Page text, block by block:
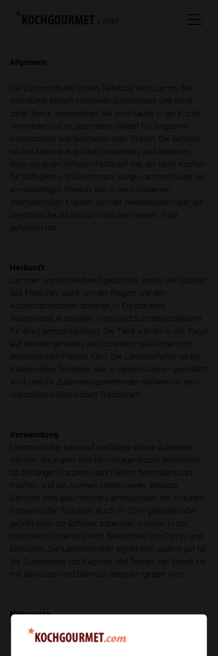
Allgemein
Die Lammschulter ist ein Teilstück vom Lamm, das
sich durch seinen intensiven Geschmack und seine
zarte Textur auszeichnet. Sie wird häufig in der Küche
verwendet und ist besonders beliebt für langsame
Garprozesse wie Schmoren oder Braten. Die Schulter
ist von Natur aus gut durchwachsen, was bedeutet,
dass sie einen höheren Fettanteil hat, der beim Kochen
für Saftigkeit und Geschmack sorgt. Lammschulter ist
ein vielseitiges Fleisch, das in verschiedenen
internationalen Küchen, von der mediterranen über die
orientalische bis hin zur indischen, seinen Platz
gefunden hat.
Herkunft
Lämmer werden weltweit gezüchtet, wobei die Qualität
des Fleisches stark von der Region und den
Aufzuchtmethoden abhängt. In Europa sind
Neuseeland, Australien, Irland und Schottland bekannt
für ihre Lammproduktion. Die Tiere werden in der Regel
auf Weiden gehalten, was zu einem natürlichen und
aromatischen Fleisch führt. Die Lammschulter ist ein
traditionelles Teilstück, das in vielen Kulturen geschätzt
wird, und die Zubereitungsmethoden variieren je nach
regionalen kulinarischen Traditionen.
Verwendung
Lammschulter kann auf vielfältige Weise zubereitet
werden. Sie eignet sich hervorragend zum Schmoren,
da die langen Garzeiten das Fleisch besonders zart
machen und die Aromen intensivieren. Beliebte
Gerichte sind geschmorte Lammschulter mit Kräutern,
Rotwein oder Tomaten. Auch im Ofen gebraten oder
gegrillt kann die Schulter zubereitet werden. In der
indischen Küche ist sie oft Bestandteil von Currys und
Eintöpfen. Die Lammschulter eignet sich zudem gut für
die Zubereitung von Ragouts und Tajines, bei denen sie
mit Gewürzen und Gemüse langsam gegart wird.
Nährwerte
Lammschulter ist reich an Proteinen und enthält eine
Vielzahl von Vitaminen und Mineralstoffen, darunter
Vitamin B12, Zink und Eisen. Der Fettgehalt ist höher